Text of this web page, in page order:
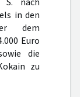
in den
dem
Euro
die
zu